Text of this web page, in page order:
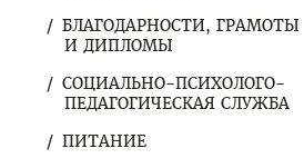
БЛАГОДАРНОСТИ, ГРАМОТЫ
И ДИПЛОМЫ
СОЦИАЛЬНО-ПСИХОЛОГО-
ПЕДАГОГИЧЕСКАЯ СЛУЖБА
ПИТАНИЕ